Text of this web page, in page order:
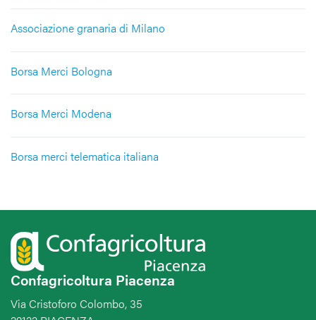
Associazione granaria di Milano
Borsa Merci Bologna
Borsa Merci Modena
Borsa merci telematica italiana
Confagricoltura Piacenza
Via Cristoforo Colombo, 35